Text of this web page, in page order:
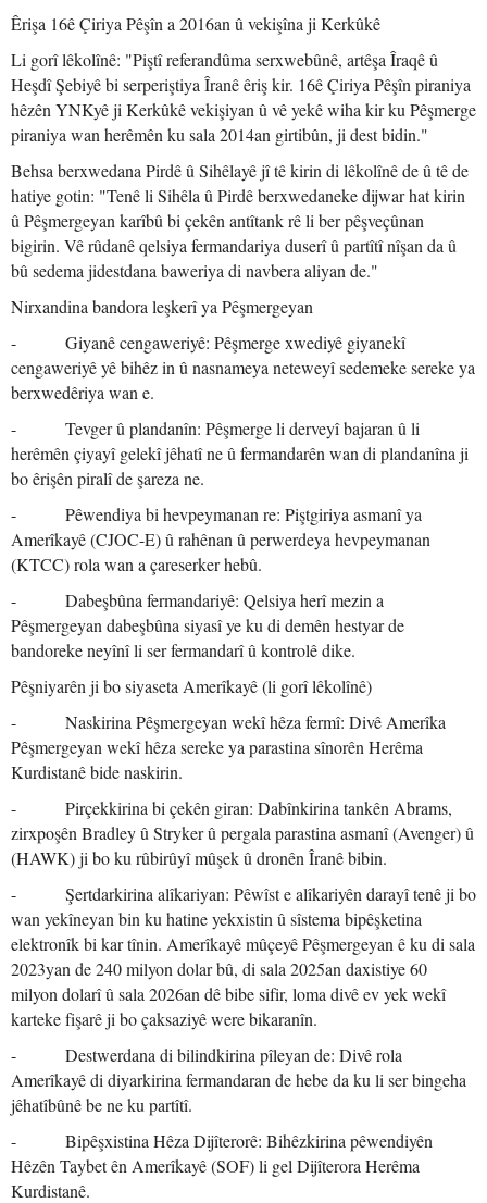
Êrişa 16ê Çiriya Pêşîn a 2016an û vekişîna ji Kerkûkê
Li gorî lêkolînê: "Piştî referandûma serxwebûnê, artêşa Îraqê û
Heşdî Şebiyê bi serperiştiya Îranê êriş kir. 16ê Çiriya Pêşîn piraniya
hêzên YNKyê ji Kerkûkê vekişiyan û vê yekê wiha kir ku Pêşmerge
piraniya wan herêmên ku sala 2014an girtibûn, ji dest bidin."
Behsa berxwedana Pirdê û Sihêlayê jî tê kirin di lêkolînê de û tê de
hatiye gotin: "Tenê li Sihêla û Pirdê berxwedaneke dijwar hat kirin
û Pêşmergeyan karîbû bi çekên antîtank rê li ber pêşveçûnan
bigirin. Vê rûdanê qelsiya fermandariya duserî û partîtî nîşan da û
bû sedema jidestdana baweriya di navbera aliyan de."
Nirxandina bandora leşkerî ya Pêşmergeyan
- Giyanê cengaweriyê: Pêşmerge xwediyê giyanekî
cengaweriyê yê bihêz in û nasnameya neteweyî sedemeke sereke ya
berxwedêriya wan e.
- Tevger û plandanîn: Pêşmerge li derveyî bajaran û li
herêmên çiyayî gelekî jêhatî ne û fermandarên wan di plandanîna ji
bo êrişên piralî de şareza ne.
- Pêwendiya bi hevpeymanan re: Piştgiriya asmanî ya
Amerîkayê (CJOC-E) û rahênan û perwerdeya hevpeymanan
(KTCC) rola wan a çareserker hebû.
- Dabeşbûna fermandariyê: Qelsiya herî mezin a
Pêşmergeyan dabeşbûna siyasî ye ku di demên hestyar de
bandoreke neyînî li ser fermandarî û kontrolê dike.
Pêşniyarên ji bo siyaseta Amerîkayê (li gorî lêkolînê)
- Naskirina Pêşmergeyan wekî hêza fermî: Divê Amerîka
Pêşmergeyan wekî hêza sereke ya parastina sînorên Herêma
Kurdistanê bide naskirin.
- Pirçekkirina bi çekên giran: Dabînkirina tankên Abrams,
zirxpoşên Bradley û Stryker û pergala parastina asmanî (Avenger) û
(HAWK) ji bo ku rûbirûyî mûşek û dronên Îranê bibin.
- Şertdarkirina alîkariyan: Pêwîst e alîkariyên darayî tenê ji bo
wan yekîneyan bin ku hatine yekxistin û sîstema bipêşketina
elektronîk bi kar tînin. Amerîkayê mûçeyê Pêşmergeyan ê ku di sala
2023yan de 240 milyon dolar bû, di sala 2025an daxistiye 60
milyon dolarî û sala 2026an dê bibe sifir, loma divê ev yek wekî
karteke fişarê ji bo çaksaziyê were bikaranîn.
- Destwerdana di bilindkirina pîleyan de: Divê rola
Amerîkayê di diyarkirina fermandaran de hebe da ku li ser bingeha
jêhatîbûnê be ne ku partîtî.
- Bipêşxistina Hêza Dijîterorê: Bihêzkirina pêwendiyên
Hêzên Taybet ên Amerîkayê (SOF) li gel Dijîterora Herêma
Kurdistanê.